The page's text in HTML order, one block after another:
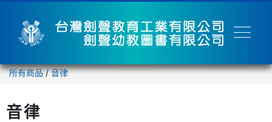
所有商品/音律
音律